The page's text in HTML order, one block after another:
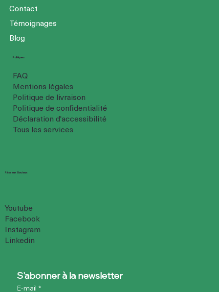
Contact
Témoignages
Blog
Politiques
FAQ
Mentions légales
Politique de livraison
Politique de confidentialité
Déclaration d'accessibilité
Tous les services
Youtube
Facebook
Instagram
Linkedin
Réseaux Sociaux
S'abonner à la newsletter
E-mail *